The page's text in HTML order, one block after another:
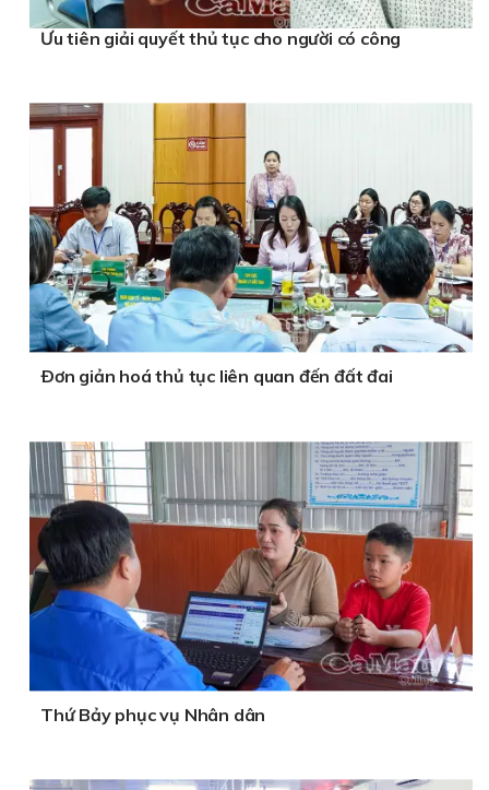
Ưu tiên giải quyết thủ tục cho người có công
Ðơn giản hoá thủ tục liên quan đến đất đai
Thứ Bảy phục vụ Nhân dân